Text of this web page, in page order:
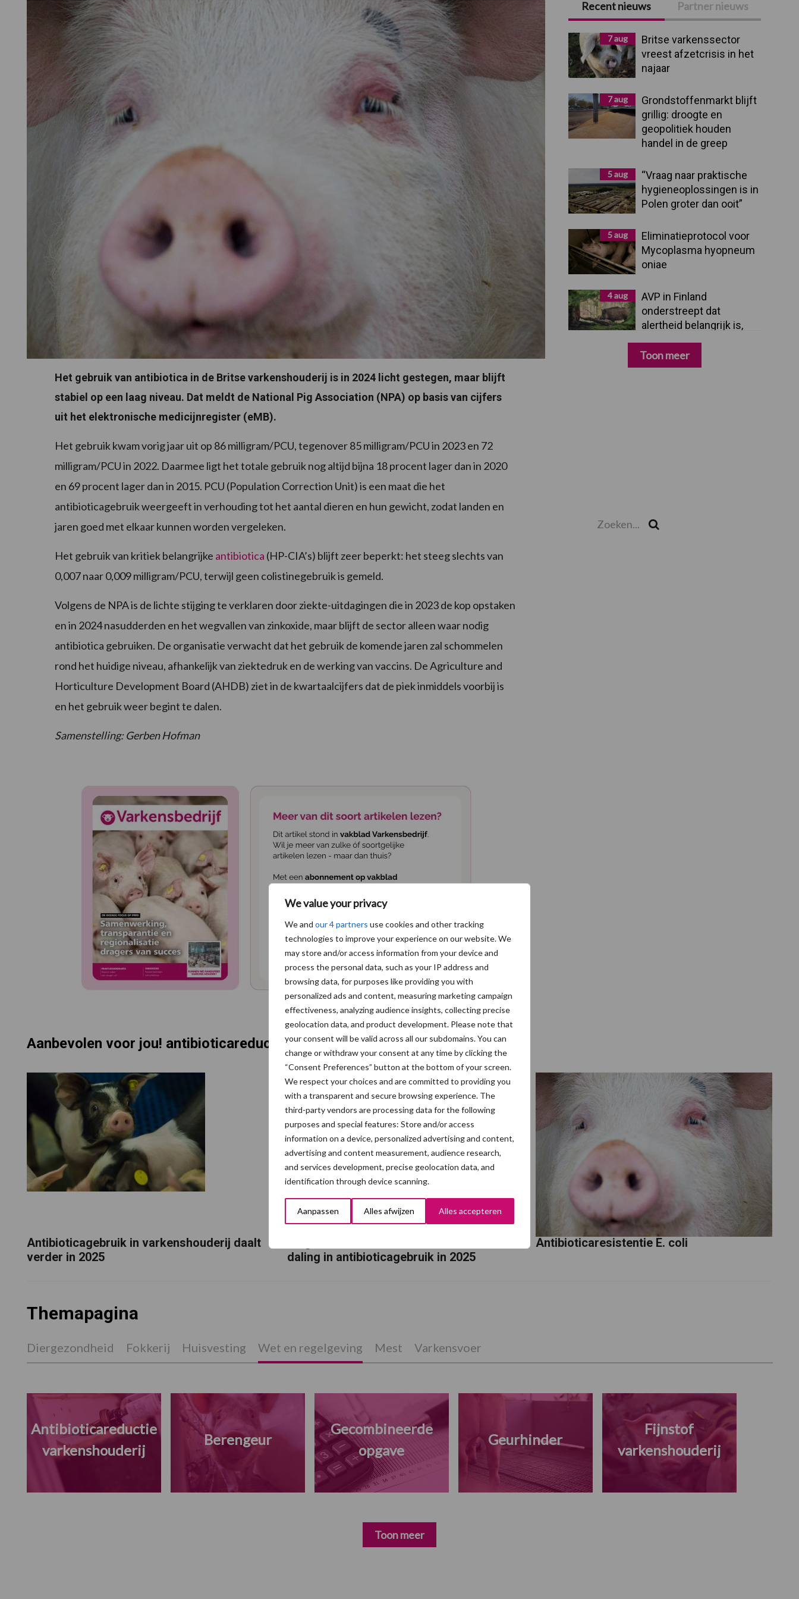
We value your privacy
We and our 4 partners use cookies and other tracking
technologies to improve your experience on our website. We
may store and/or access information from your device and
process the personal data, such as your IP address and
browsing data, for purposes like providing you with
personalized ads and content, measuring marketing campaign
effectiveness, analyzing audience insights, collecting precise
geolocation data, and product development. Please note that
your consent will be valid across all our subdomains. You can
change or withdraw your consent at any time by clicking the
“Consent Preferences” button at the bottom of your screen.
We respect your choices and are committed to providing you
with a transparent and secure browsing experience. The
third-party vendors are processing data for the following
purposes and special features: Store and/or access
information on a device, personalized advertising and content,
advertising and content measurement, audience research,
and services development, precise geolocation data, and
identification through device scanning.
Aanpassen Alles afwijzen Alles accepteren
Het gebruik van antibiotica in de Britse varkenshouderij is in 2024 licht gestegen, maar blijft
stabiel op een laag niveau. Dat meldt de National Pig Association (NPA) op basis van cijfers
uit het elektronische medicijnregister (eMB).
Het gebruik kwam vorig jaar uit op 86 milligram/PCU, tegenover 85 milligram/PCU in 2023 en 72
milligram/PCU in 2022. Daarmee ligt het totale gebruik nog altijd bijna 18 procent lager dan in 2020
en 69 procent lager dan in 2015. PCU (Population Correction Unit) is een maat die het
antibioticagebruik weergeeft in verhouding tot het aantal dieren en hun gewicht, zodat landen en
jaren goed met elkaar kunnen worden vergeleken.
Het gebruik van kritiek belangrijke antibiotica (HP-CIA’s) blijft zeer beperkt: het steeg slechts van
0,007 naar 0,009 milligram/PCU, terwijl geen colistinegebruik is gemeld.
Volgens de NPA is de lichte stijging te verklaren door ziekte-uitdagingen die in 2023 de kop opstaken
en in 2024 nasudderden en het wegvallen van zinkoxide, maar blijft de sector alleen waar nodig
antibiotica gebruiken. De organisatie verwacht dat het gebruik de komende jaren zal schommelen
rond het huidige niveau, afhankelijk van ziektedruk en de werking van vaccins. De Agriculture and
Horticulture Development Board (AHDB) ziet in de kwartaalcijfers dat de piek inmiddels voorbij is
en het gebruik weer begint te dalen.
Samenstelling: Gerben Hofman
Primaire
Sidebar
Recent nieuws Partner nieuws
7 aug
Britse varkenssector
vreest afzetcrisis in het
najaar
7 aug
Grondstoffenmarkt blijft
grillig: droogte en
geopolitiek houden
handel in de greep
5 aug
“Vraag naar praktische
hygieneoplossingen is in
Polen groter dan ooit”
5 aug
Eliminatieprotocol voor
Mycoplasma hyopneum
oniae
4 aug
AVP in Finland
onderstreept dat
alertheid belangrijk is,
zeker nu
Toon meer
Aanbevolen voor jou! antibioticareductie varkenshouderij
Antibioticagebruik in varkenshouderij daalt
verder in 2025
daling in antibioticagebruik in 2025
Antibioticaresistentie E. coli
Themapagina
Diergezondheid Fokkerij Huisvesting Wet en regelgeving Mest Varkensvoer
Antibioticareductie
varkenshouderij
Berengeur
Gecombineerde
opgave
Geurhinder
Fijnstof
varkenshouderij
Toon meer